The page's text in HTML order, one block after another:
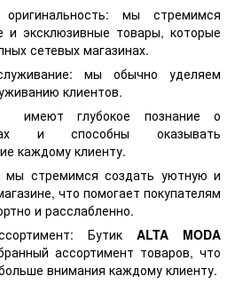
мы стремимся
и эксклюзивные товары, которые
сетевых магазинах.
мы обычно уделяем
клиентов.
глубокое познание о
и способны оказывать
каждому клиенту.
стремимся создать уютную и
что помогает покупателям
и расслабленно.
БутикALTA MODA
ассортимент товаров, что
внимания каждому клиенту.